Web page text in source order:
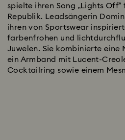
spielte ihren Song „Lights Off“
Republik. Leadsängerin
ihren von Sportswear
farbenfrohen und
Juwelen. Sie kombinierte eine
ein Armband mit Lucent-
Cocktailring sowie einem